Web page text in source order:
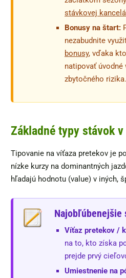
stávkovej
Bonusy na štart:
nezabudnite
bonusy, vďaka
natipovať úvodné
zbytočného rizika.
Základné typy stávok v
Tipovanie na víťaza pretekov je
nízke kurzy na dominantných
hľadajú hodnotu (value) v iných,
Najobľúbenejšie
Víťaz pretekov /
na to, kto získa
prejde prvý
Umiestnenie na